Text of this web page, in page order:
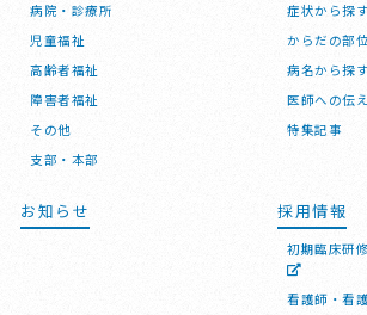
病院・診療所
児童福祉
高齢者福祉
障害者福祉
その他
支部・本部
症状から探す
からだの部
病名から探す
医師への伝
特集記事
お知らせ 採用情報
初期臨床研
看護師・看